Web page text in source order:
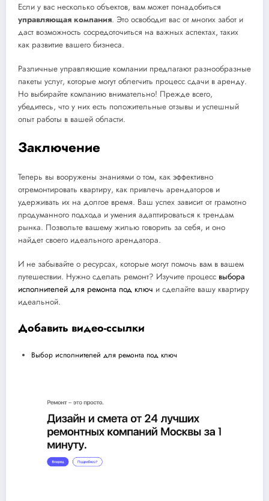
Если у вас несколько объектов, вам может понадобиться
управляющая компания. Это освободит вас от многих забот и
даст возможность сосредоточиться на важных аспектах, таких
как развитие вашего бизнеса.
Различные управляющие компании предлагают разнообразные
пакеты услуг, которые могут облегчить процесс сдачи в аренду.
Но выбирайте компанию внимательно! Прежде всего,
убедитесь, что у них есть положительные отзывы и успешный
опыт работы в вашей области.
Заключение
Теперь вы вооружены знаниями о том, как эффективно
отремонтировать квартиру, как привлечь арендаторов и
удерживать их на долгое время. Ваш успех зависит от грамотно
продуманного подхода и умения адаптироваться к трендам
рынка. Позвольте вашему жилью говорить за себя, и оно
найдет своего идеального арендатора.
И не забывайте о ресурсах, которые могут помочь вам в вашем
путешествии. Нужно сделать ремонт? Изучите процесс выбора
исполнителей для ремонта под ключ и сделайте вашу квартиру
идеальной.
Добавить видео-ссылки
Выбор исполнителей для ремонта под ключ